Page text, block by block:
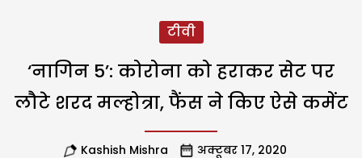
टीवी
‘नागिन 5’: कोरोना को हराकर सेट पर
लौटे शरद मल्होत्रा, फैंस ने किए ऐसे कमेंट
Kashish Mishra अक्टूबर 17, 2020